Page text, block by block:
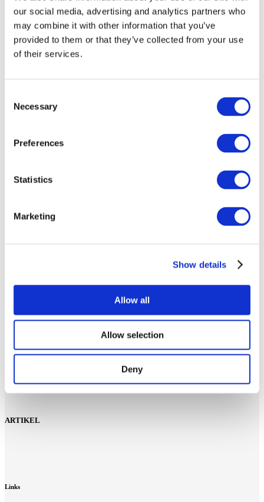
our social media, advertising and analytics partners who
may combine it with other information that you’ve
provided to them or that they’ve collected from your use
of their services.
Selection
Necessary
Preferences
Statistics
Marketing
Show details
Allow all
Allow selection
Deny
Neue Zusammenarbeit mit führender Trendagentur (Januar 2024)
Erweiterung des Sortiments mit Umweltzeichen (Mai 2023)
GATE-Konferenzvorsitzende (Januar 2023)
GATE REFLECT mit Holzbeinen (September 2022)
ARTIKEL
Links